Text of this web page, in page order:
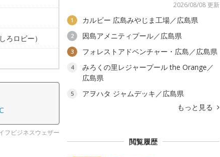
ロビー）
フビジネスウェザー
2026/08/08 更新
1 カルビー 広島みやじま工場／広島県
2 因島アメニティプール／広島県
3 フォレストアドベンチャー・広島／広島県
4
みろくの里レジャープール the Orange／
広島県
5
アヲハタ ジャムデッキ／広島県
もっと見る
閲覧履歴